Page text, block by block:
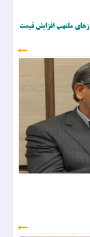
بودجه ۱۴۰۲ و خاطرات روزهای ملتهب افزایش قیمت